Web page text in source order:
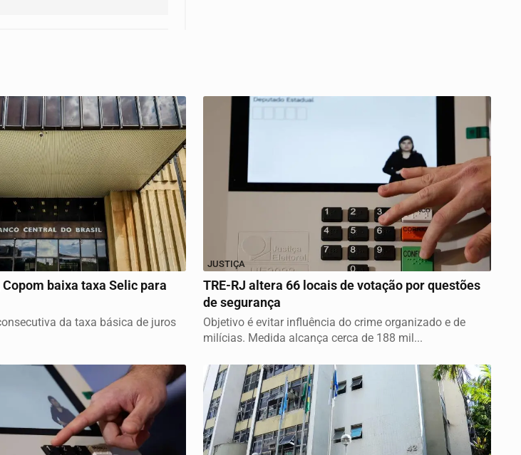
baixa taxa Selic para
da taxa básica de juros
JUSTIÇA
TRE-RJ altera 66 locais de votação por questões
de segurança
Objetivo é evitar influência do crime organizado e de
milícias. Medida alcança cerca de 188 mil...